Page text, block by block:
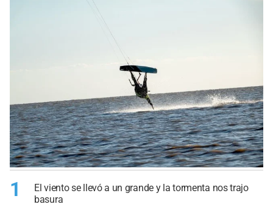
1
El viento se llevó a un grande y la tormenta nos trajo
basura